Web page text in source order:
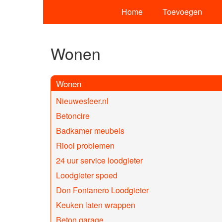
Home Toevoegen
Wonen
Wonen
Nieuwesfeer.nl
Betoncire
Badkamer meubels
Riool problemen
24 uur service loodgieter
Loodgieter spoed
Don Fontanero Loodgieter
Keuken laten wrappen
Beton garage